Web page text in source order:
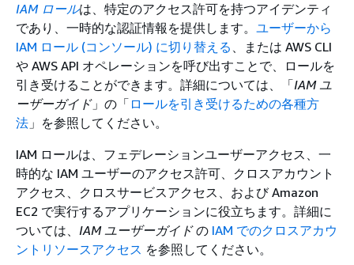
IAM ロールは、特定のアクセス許可を持つアイデンティ
であり、一時的な認証情報を提供します。 ユーザーから
IAM ロール (コンソール) に切り替える 、または AWS CLI
や AWS API オペレーションを呼び出すことで、ロールを
引き受けることができます。詳細については、「IAM ユ
ーザーガイド」の「 ロールを引き受けるための各種方
法 」を参照してください。
IAM ロールは、フェデレーションユーザーアクセス、一
時的な IAM ユーザーのアクセス許可、クロスアカウント
アクセス、クロスサービスアクセス、および Amazon
EC2 で実行するアプリケーションに役立ちます。詳細に
ついては、 IAM ユーザーガイドの IAM でのクロスアカウ
ントリソースアクセス を参照してください。